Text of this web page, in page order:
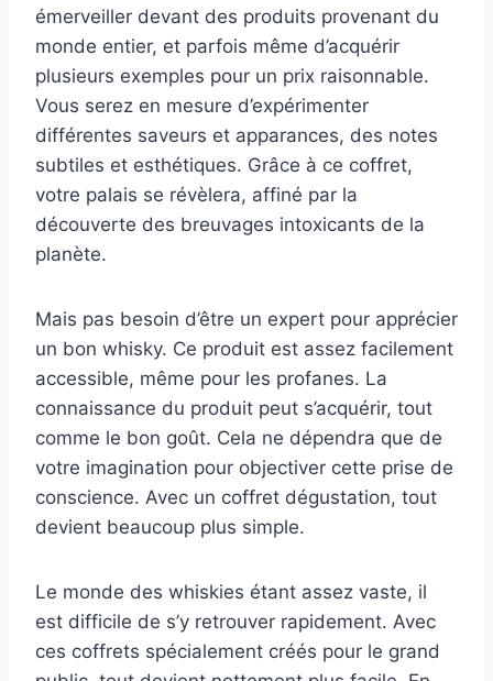
émerveiller devant des produits provenant du
monde entier, et parfois même d’acquérir
plusieurs exemples pour un prix raisonnable.
Vous serez en mesure d’expérimenter
différentes saveurs et apparances, des notes
subtiles et esthétiques. Grâce à ce coffret,
votre palais se révèlera, affiné par la
découverte des breuvages intoxicants de la
planète.
Mais pas besoin d’être un expert pour apprécier
un bon whisky. Ce produit est assez facilement
accessible, même pour les profanes. La
connaissance du produit peut s’acquérir, tout
comme le bon goût. Cela ne dépendra que de
votre imagination pour objectiver cette prise de
conscience. Avec un coffret dégustation, tout
devient beaucoup plus simple.
Le monde des whiskies étant assez vaste, il
est difficile de s’y retrouver rapidement. Avec
ces coffrets spécialement créés pour le grand